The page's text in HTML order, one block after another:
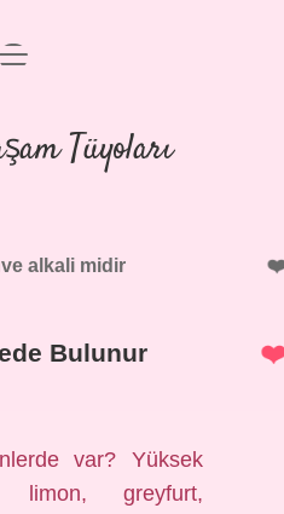
Politikası
Uyarı
menüyü
Tüyoları
alkali midir
Bulunur
var? Yüksek
limon, greyfurt,